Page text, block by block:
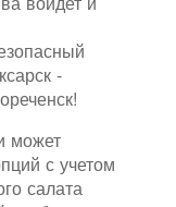
-
может
с учетом
салата